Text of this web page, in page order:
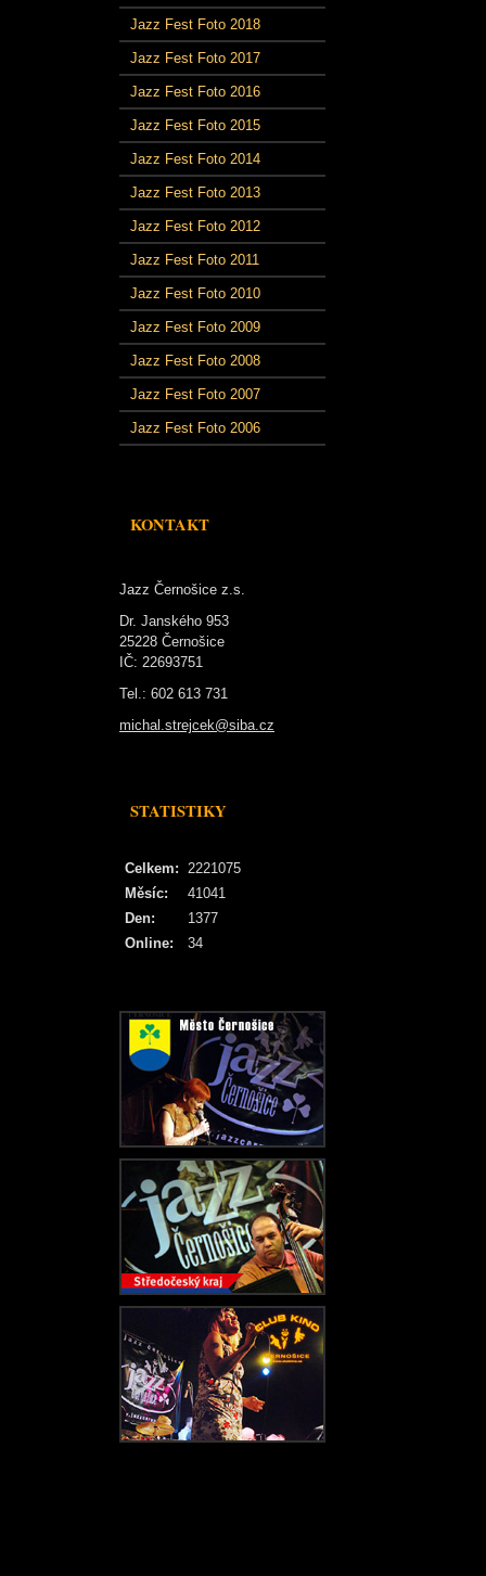
Jazz Fest Foto 2018
Jazz Fest Foto 2017
Jazz Fest Foto 2016
Jazz Fest Foto 2015
Jazz Fest Foto 2014
Jazz Fest Foto 2013
Jazz Fest Foto 2012
Jazz Fest Foto 2011
Jazz Fest Foto 2010
Jazz Fest Foto 2009
Jazz Fest Foto 2008
Jazz Fest Foto 2007
Jazz Fest Foto 2006
KONTAKT
Jazz Černošice z.s.
Dr. Janského 953
25228 Černošice
IČ: 22693751
Tel.: 602 613 731
michal.strejcek@siba.cz
STATISTIKY
Online: 34
Celkem: 2221075
Měsíc:
41041
Den:
1377